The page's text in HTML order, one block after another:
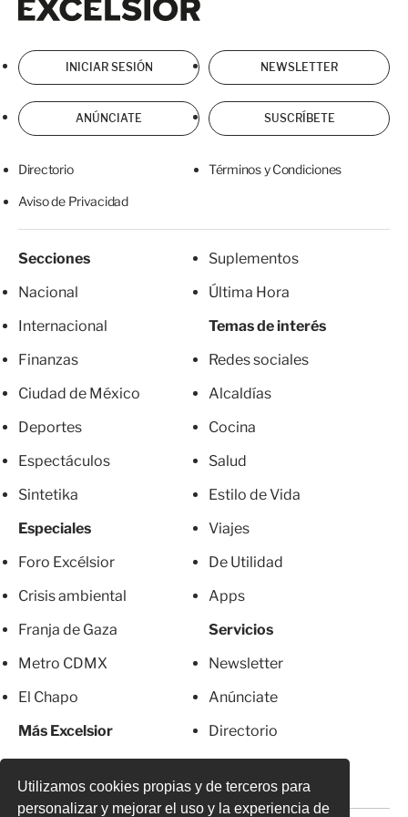
Utilizamos cookies propias y de terceros para
personalizar y mejorar el uso y la experiencia de
INICIAR SESIÓN NEWSLETTER
ANÚNCIATE SUSCRÍBETE
Directorio Términos y Condiciones
Aviso de Privacidad
Secciones
Nacional
Internacional
Finanzas
Ciudad de México
Deportes
Espectáculos
Sintetika
Especiales
Foro Excélsior
Crisis ambiental
Franja de Gaza
Metro CDMX
El Chapo
Más Excelsior
Suplementos
Última Hora
Temas de interés
Redes sociales
Alcaldías
Cocina
Salud
Estilo de Vida
Viajes
De Utilidad
Apps
Servicios
Newsletter
Anúnciate
Directorio